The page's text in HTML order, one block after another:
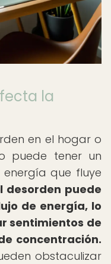
la
en el hogar o
puede tener un
que fluye
desorden puede
de energía, lo
sentimientos de
concentración.
obstaculizar